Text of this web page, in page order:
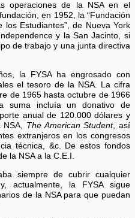
operaciones de la NSA en el
en 1952, la “Fundación
Estudiantes”, de Nueva York
y la San Jacinto, si
de trabajo y una junta directiva
la FYSA ha engrosado con
el tesoro de la NSA. La cifra
de 1965 hasta octubre de 1966
suma incluía un donativo de
anual de 120.000 dólares y
The American Student, así
extranjeros en los congresos
técnica, &c. De estos fondos
la NSA a la C.E.I.
siempre de cubrir cualquier
actualmente, la FYSA sigue
de la NSA para que puedan